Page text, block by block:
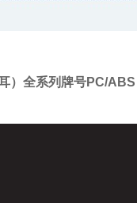
）全系列牌号PC/ABS